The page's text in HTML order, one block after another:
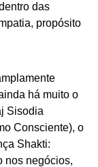
das
propósito
há muito o
Sisodia
Consciente), o
Shakti:
nos negócios,